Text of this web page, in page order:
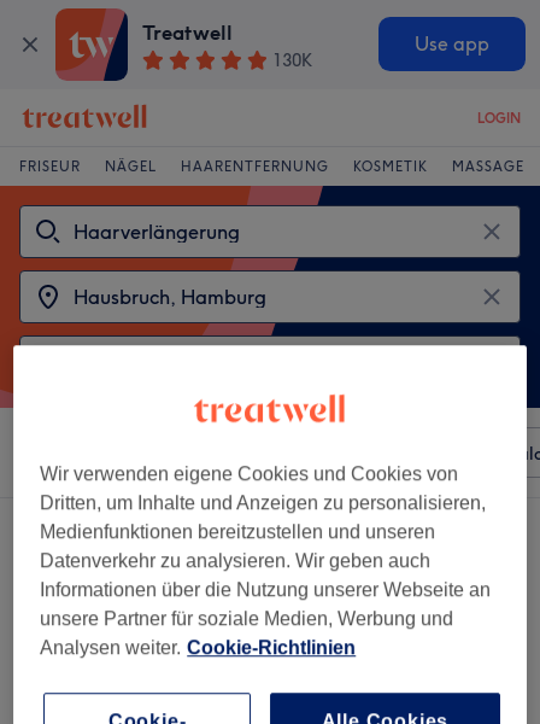
Treatwell
130K
Use app
LOGIN
FRISEUR NÄGEL HAARENTFERNUNG KOSMETIK MASSAGE
2 Salons die anbieten:
Wir verwenden eigene Cookies und Cookies von
Dritten, um Inhalte und Anzeigen zu personalisieren,
Medienfunktionen bereitzustellen und unseren
Datenverkehr zu analysieren. Wir geben auch
Informationen über die Nutzung unserer Webseite an
unsere Partner für soziale Medien, Werbung und
Analysen weiter. Cookie-Richtlinien